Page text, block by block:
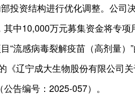
投资结构进行优化调整。公司
中10,000万元募集资金将专项
“流感病毒裂解疫苗（高剂量）
辽宁成大生物股份有限公司
告编号：2025-057）。